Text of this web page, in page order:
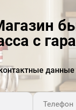
Гарантия, мес
Глубина, см
с